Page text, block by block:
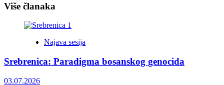
Više članaka
Najava sesija
Srebrenica: Paradigma bosanskog genocida
03.07.2026